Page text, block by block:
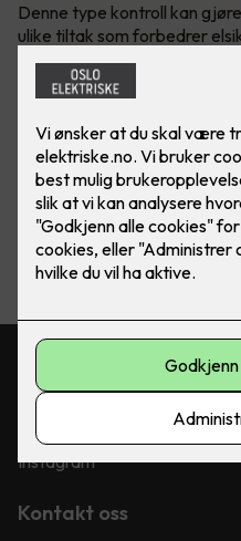
Denne type kontroll kan
ulike tiltak som forbedrer
Pris etter avtale
Antall -
Følg oss
Facebook
Linkedin
Instagram
Kontakt oss